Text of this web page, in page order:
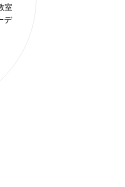
室
デ